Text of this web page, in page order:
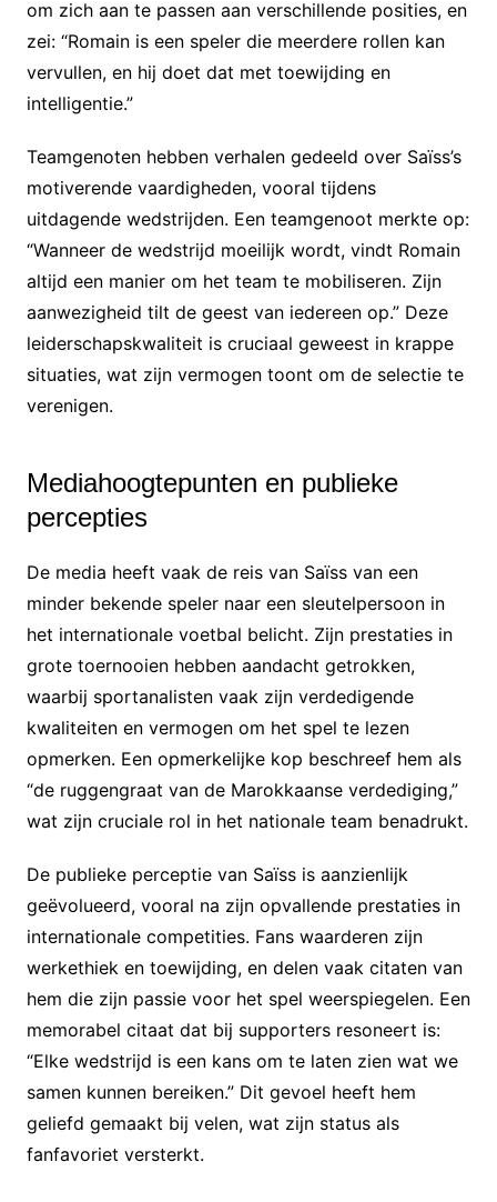
om zich aan te passen aan verschillende posities, en
zei: “Romain is een speler die meerdere rollen kan
vervullen, en hij doet dat met toewijding en
intelligentie.”
Teamgenoten hebben verhalen gedeeld over Saïss’s
motiverende vaardigheden, vooral tijdens
uitdagende wedstrijden. Een teamgenoot merkte op:
“Wanneer de wedstrijd moeilijk wordt, vindt Romain
altijd een manier om het team te mobiliseren. Zijn
aanwezigheid tilt de geest van iedereen op.” Deze
leiderschapskwaliteit is cruciaal geweest in krappe
situaties, wat zijn vermogen toont om de selectie te
verenigen.
Mediahoogtepunten en publieke
percepties
De media heeft vaak de reis van Saïss van een
minder bekende speler naar een sleutelpersoon in
het internationale voetbal belicht. Zijn prestaties in
grote toernooien hebben aandacht getrokken,
waarbij sportanalisten vaak zijn verdedigende
kwaliteiten en vermogen om het spel te lezen
opmerken. Een opmerkelijke kop beschreef hem als
“de ruggengraat van de Marokkaanse verdediging,”
wat zijn cruciale rol in het nationale team benadrukt.
De publieke perceptie van Saïss is aanzienlijk
geëvolueerd, vooral na zijn opvallende prestaties in
internationale competities. Fans waarderen zijn
werkethiek en toewijding, en delen vaak citaten van
hem die zijn passie voor het spel weerspiegelen. Een
memorabel citaat dat bij supporters resoneert is:
“Elke wedstrijd is een kans om te laten zien wat we
samen kunnen bereiken.” Dit gevoel heeft hem
geliefd gemaakt bij velen, wat zijn status als
fanfavoriet versterkt.